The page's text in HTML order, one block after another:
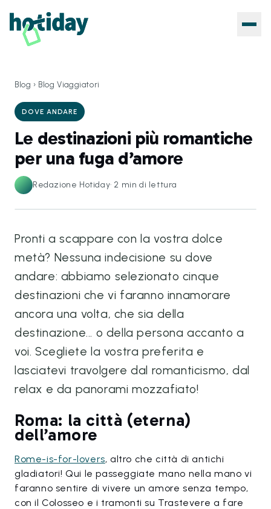
Blog › Blog Viaggiatori
DOVE ANDARE
Le destinazioni più romantiche
per una fuga d’amore
Redazione Hotiday· 2 min di lettura
Pronti a scappare con la vostra dolce
metà? Nessuna indecisione su dove
andare: abbiamo selezionato cinque
destinazioni che vi faranno innamorare
ancora una volta, che sia della
destinazione... o della persona accanto a
voi. Scegliete la vostra preferita e
lasciatevi travolgere dal romanticismo, dal
relax e da panorami mozzafiato!
Roma: la città (eterna)
dell’amore
Rome-is-for-lovers, altro che città di antichi
gladiatori! Qui le passeggiate mano nella mano vi
faranno sentire di vivere un amore senza tempo,
con il Colosseo e i tramonti su Trastevere a fare